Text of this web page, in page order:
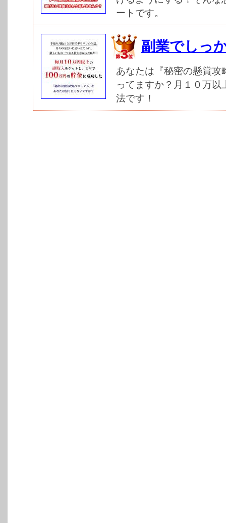
ートです。
副業でしっ
あなたは『秘密の懸賞攻
ってますか？月１０万以
法です！